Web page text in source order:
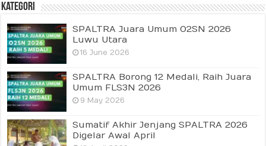
Kategori
SPALTRA Juara Umum O2SN 2026
Luwu Utara
16 June 2026
SPALTRA Borong 12 Medali, Raih Juara
Umum FLS3N 2026
9 May 2026
Sumatif Akhir Jenjang SPALTRA 2026
Digelar Awal April